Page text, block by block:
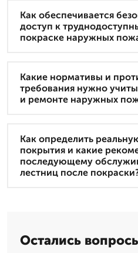
Как обеспечивается
доступ к
покраске наружных
Какие нормативы и
требования нужно
и ремонте наружных
Как определить
покрытия и какие
последующему
лестниц после
Остались